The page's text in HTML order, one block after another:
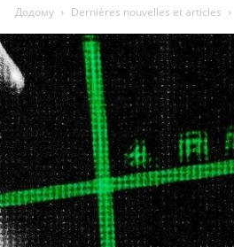
Додому Dernières nouvelles et articles